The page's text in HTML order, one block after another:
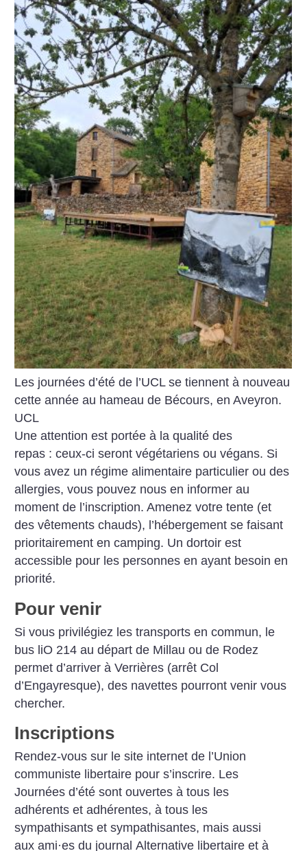
Les journées d’été de l’UCL se tiennent à nouveau
cette année au hameau de Bécours, en Aveyron.
UCL
Une attention est portée à la qualité des
repas : ceux-ci seront végétariens ou végans. Si
vous avez un régime alimentaire particulier ou des
allergies, vous pouvez nous en informer au
moment de l’inscription. Amenez votre tente (et
des vêtements chauds), l’hébergement se faisant
prioritairement en camping. Un dortoir est
accessible pour les personnes en ayant besoin en
priorité.
Pour venir
Si vous privilégiez les transports en commun, le
bus liO 214 au départ de Millau ou de Rodez
permet d’arriver à Verrières (arrêt Col
d’Engayresque), des navettes pourront venir vous
chercher.
Inscriptions
Rendez-vous sur le site internet de l’Union
communiste libertaire pour s’inscrire. Les
Journées d’été sont ouvertes à tous les
adhérents et adhérentes, à tous les
sympathisants et sympathisantes, mais aussi
aux ami·es du journal Alternative libertaire et à